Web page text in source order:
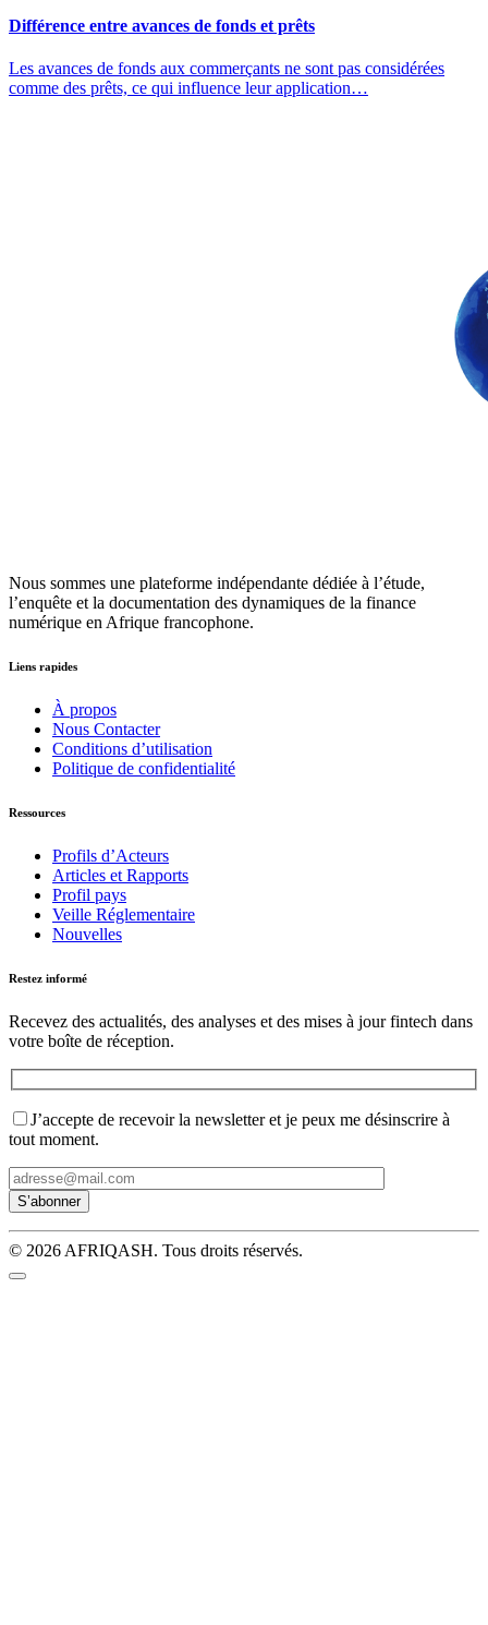
Différence entre avances de fonds et prêts
Les avances de fonds aux commerçants ne sont pas considérées
comme des prêts, ce qui influence leur application…
Nous sommes une plateforme indépendante dédiée à l’étude,
l’enquête et la documentation des dynamiques de la finance
numérique en Afrique francophone.
Liens rapides
À propos
Nous Contacter
Conditions d’utilisation
Politique de confidentialité
Ressources
Profils d’Acteurs
Articles et Rapports
Profil pays
Veille Réglementaire
Nouvelles
Restez informé
Recevez des actualités, des analyses et des mises à jour fintech dans
votre boîte de réception.
J’accepte de recevoir la newsletter et je peux me désinscrire à
tout moment.
© 2026 AFRIQASH. Tous droits réservés.